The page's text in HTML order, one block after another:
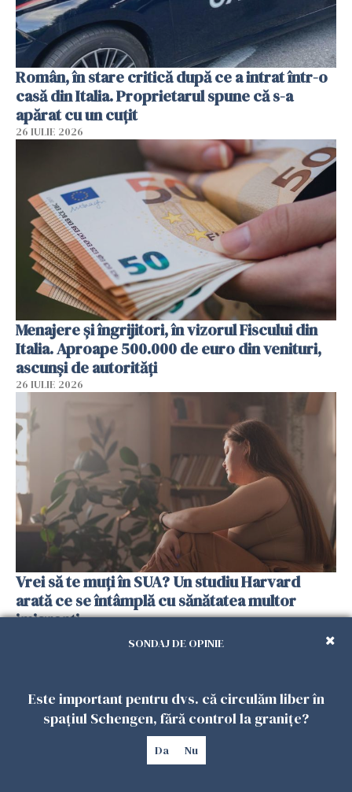
Român, în stare critică după ce a intrat într-o
casă din Italia. Proprietarul spune că s-a
apărat cu un cuțit
26 IULIE 2026
Menajere și îngrijitori, în vizorul Fiscului din
Italia. Aproape 500.000 de euro din venituri,
ascunși de autorități
26 IULIE 2026
Vrei să te muți în SUA? Un studiu Harvard
arată ce se întâmplă cu sănătatea multor
imigranți
SONDAJ DE OPINIE
Este important pentru dvs. că circulăm liber în
spațiul Schengen, fără control la granițe?
Da Nu